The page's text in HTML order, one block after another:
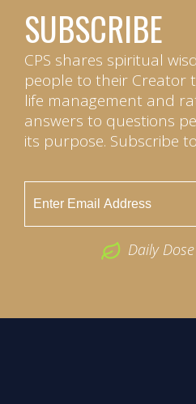
SUBSCRIBE
CPS shares spiritual
people to their Creator
life management and
answers to questions
its purpose. Subscribe
Daily